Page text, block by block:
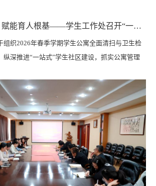
深耕社区沃土 赋能育人根基——学生工作处召开“一站式”学生社区指导教师工作会议
组织2026年春季学期学生公寓全面清扫与卫生检
纵深推进“一站式”学生社区建设，抓实公寓管理
指导教师工作会议。学生工作处处长王丽萍、副
式”学生社区指导教师参加会议。王丽萍在会上
项育人重点任务，通报了学生公寓卫生专项检查
春季学期学生公寓专项行动阶段...